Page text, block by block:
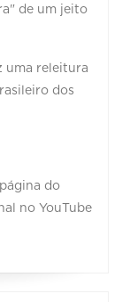
de um jeito
uma releitura
dos
do
no YouTube